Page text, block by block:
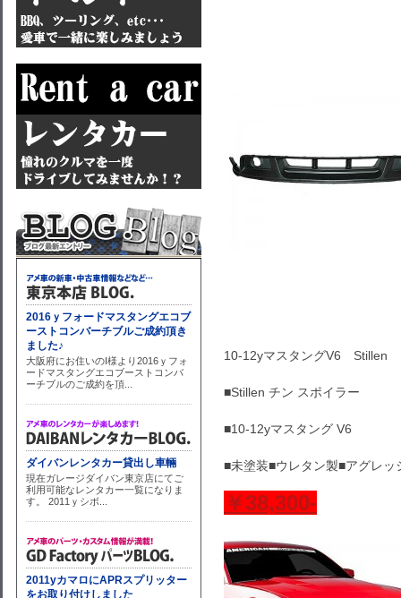
10-12yマスタングV6 Stillen
■Stillen チン スポイラー
■10-12yマスタング V6
■未塗装■ウレタン製■アグレ
￥38,300-